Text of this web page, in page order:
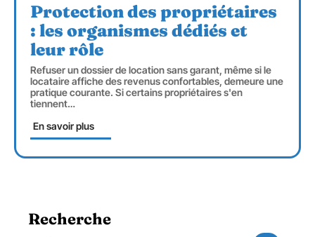
Protection des propriétaires
: les organismes dédiés et
leur rôle
Refuser un dossier de location sans garant, même si le
locataire affiche des revenus confortables, demeure une
pratique courante. Si certains propriétaires s'en
tiennent…
En savoir plus
Recherche